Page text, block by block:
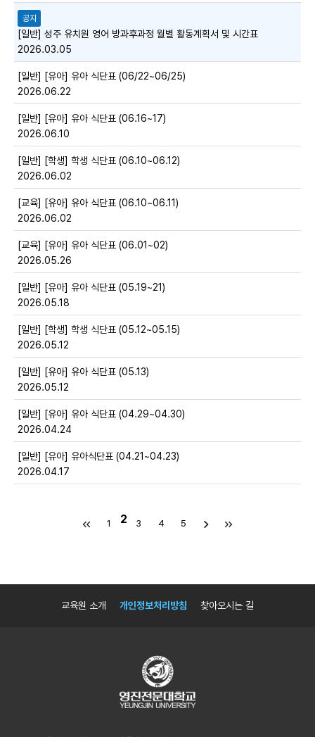
공지
[일반] 성주 유치원 영어 방과후과정 월별 활동계획서 및 시간표
2026.03.05
[일반] [유아] 유아 식단표 (06/22~06/25)
2026.06.22
[일반] [유아] 유아 식단표 (06.16~17)
2026.06.10
[일반] [학생] 학생 식단표 (06.10~06.12)
2026.06.02
[교육] [유아] 유아 식단표 (06.10~06.11)
2026.06.02
[교육] [유아] 유아 식단표 (06.01~02)
2026.05.26
[일반] [유아] 유아 식단표 (05.19~21)
2026.05.18
[일반] [학생] 학생 식단표 (05.12~05.15)
2026.05.12
[일반] [유아] 유아 식단표 (05.13)
2026.05.12
[일반] [유아] 유아 식단표 (04.29~04.30)
2026.04.24
[일반] [유아] 유아식단표 (04.21~04.23)
2026.04.17
1 2 3 4 5
교육원 소개 개인정보처리방침 찾아오시는 길